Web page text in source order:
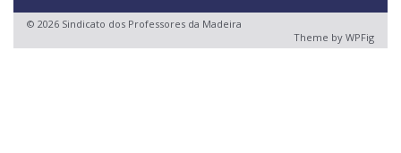
© 2026 Sindicato dos Professores da Madeira
Theme by WPFig